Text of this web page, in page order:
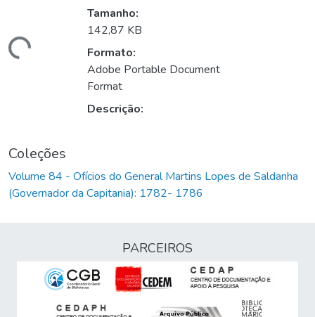
Carregando...
Tamanho:
142,87 KB
Formato:
Adobe Portable Document
Format
Descrição:
Coleções
Volume 84 - Ofícios do General Martins Lopes de Saldanha
(Governador da Capitania): 1782- 1786
PARCEIROS